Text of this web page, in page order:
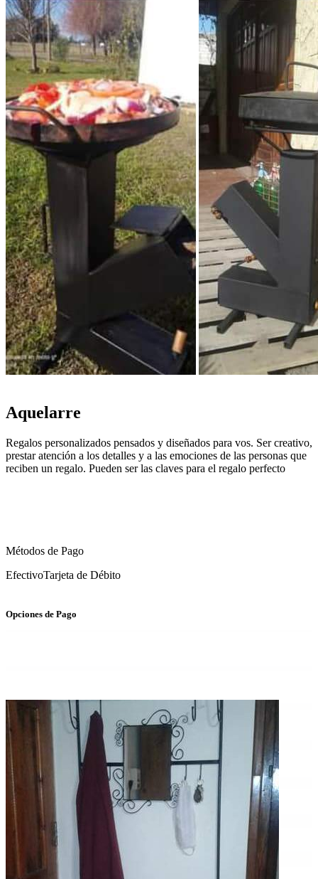
Aquelarre
Regalos personalizados pensados y diseñados para vos. Ser creativo,
prestar atención a los detalles y a las emociones de las personas que
reciben un regalo. Pueden ser las claves para el regalo perfecto
Métodos de Pago
EfectivoTarjeta de Débito
Opciones de Pago